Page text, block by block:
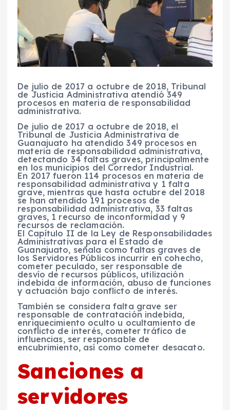
De julio de 2017 a octubre de 2018, Tribunal
de Justicia Administrativa atendió 349
procesos en materia de responsabilidad
administrativa.
De julio de 2017 a octubre de 2018, el
Tribunal de Justicia Administrativa de
Guanajuato ha atendido 349 procesos en
materia de responsabilidad administrativa,
detectando 34 faltas graves, principalmente
en los municipios del Corredor Industrial.
En 2017 fueron 114 procesos en materia de
responsabilidad administrativa y 1 falta
grave, mientras que hasta octubre del 2018
se han atendido 191 procesos de
responsabilidad administrativa, 33 faltas
graves, 1 recurso de inconformidad y 9
recursos de reclamación.
El Capítulo II de la Ley de Responsabilidades
Administrativas para el Estado de
Guanajuato, señala como faltas graves de
los Servidores Públicos incurrir en cohecho,
cometer peculado, ser responsable de
desvío de recursos públicos, utilización
indebida de información, abuso de funciones
y actuación bajo conflicto de interés.
También se considera falta grave ser
responsable de contratación indebida,
enriquecimiento oculto u ocultamiento de
conflicto de interés, cometer tráfico de
influencias, ser responsable de
encubrimiento, así como cometer desacato.
Sanciones a
servidores